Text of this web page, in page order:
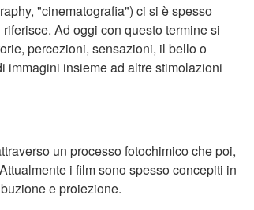
"cinematografia") ci si è spesso
Ad oggi con questo termine si
percezioni, sensazioni, il bello o
immagini insieme ad altre stimolazioni
un processo fotochimico che poi,
i film sono spesso concepiti in
e proiezione.